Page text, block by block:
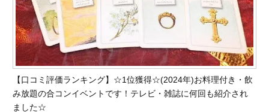
【口コミ評価ランキング】☆1位獲得☆(2024年)お料理付き・飲
み放題の合コンイベントです！テレビ・雑誌に何回も紹介され
ました☆